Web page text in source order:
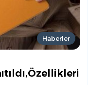
Haberler